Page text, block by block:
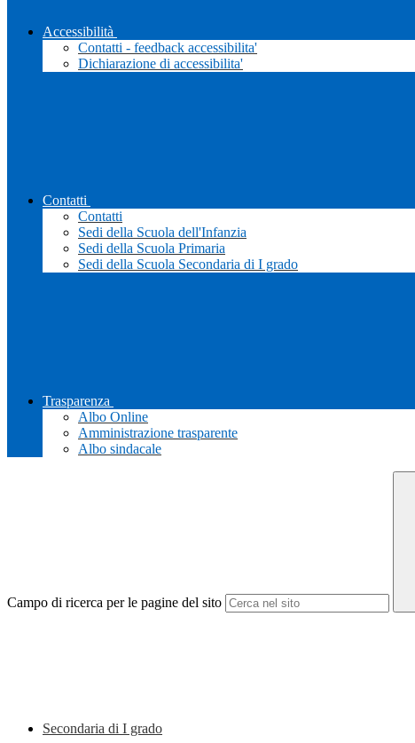
Accessibilità
Contatti - feedback accessibilita'
Dichiarazione di accessibilita'
Contatti
Contatti
Sedi della Scuola dell'Infanzia
Sedi della Scuola Primaria
Sedi della Scuola Secondaria di I grado
Trasparenza
Albo Online
Amministrazione trasparente
Albo sindacale
Campo di ricerca per le pagine del sito
Secondaria di I grado